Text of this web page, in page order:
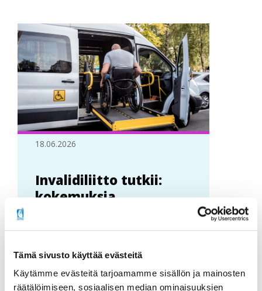
Tämä sivusto käyttää evästeitä
Käytämme evästeitä tarjoamamme sisällön ja mainosten
räätälöimiseen, sosiaalisen median ominaisuuksien
18.06.2026
Invalidiliitto tutkii:
kokemuksia
mukaisesta
Miten vammaispalvelulain mukaiset